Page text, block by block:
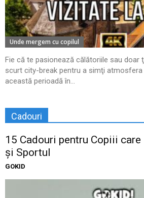
Unde mergem cu copilul
Fie că te pasionează călătoriile sau doar
scurt city-break pentru a simţi atmosfera
această perioadă în...
Cadouri
15 Cadouri pentru Copiii
și Sportul
GOKID